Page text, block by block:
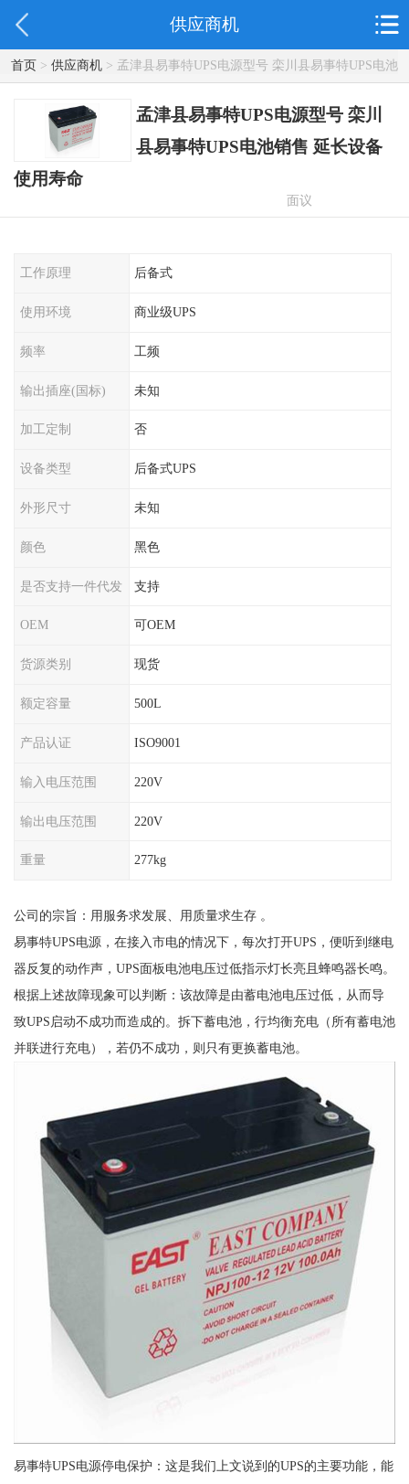
供应商机
首页> 供应商机> 孟津县易事特UPS电源型号 栾川县易事特UPS电池
销售 延长设备使用寿命
孟津县易事特UPS电源型号 栾川
县易事特UPS电池销售 延长设备
使用寿命
面议
工作原理 后备式
使用环境 商业级UPS
频率 工频
输出插座(国标) 未知
加工定制 否
设备类型 后备式UPS
外形尺寸 未知
颜色 黑色
是否支持一件代发 支持
OEM 可OEM
货源类别 现货
额定容量 500L
产品认证 ISO9001
输入电压范围 220V
输出电压范围 220V
重量 277kg
公司的宗旨：用服务求发展、用质量求生存 。
易事特UPS电源，在接入市电的情况下，每次打开UPS，便听到继电
器反复的动作声，UPS面板电池电压过低指示灯长亮且蜂鸣器长鸣。
根据上述故障现象可以判断：该故障是由蓄电池电压过低，从而导
致UPS启动不成功而造成的。拆下蓄电池，行均衡充电（所有蓄电池
并联进行充电），若仍不成功，则只有更换蓄电池。
易事特UPS电源停电保护：这是我们上文说到的UPS的主要功能，能